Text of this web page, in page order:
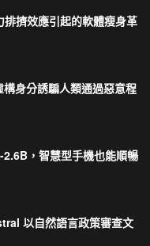
擠效應引起的軟體瘦身革
身分誘騙人類通過惡意程
，智慧型手機也能順暢
以自然語言政策審查文